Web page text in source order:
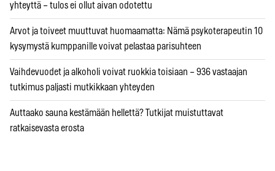
yhteyttä – tulos ei ollut aivan odotettu
Arvot ja toiveet muuttuvat huomaamatta: Nämä psykoterapeutin 10
kysymystä kumppanille voivat pelastaa parisuhteen
Vaihdevuodet ja alkoholi voivat ruokkia toisiaan – 936 vastaajan
tutkimus paljasti mutkikkaan yhteyden
Auttaako sauna kestämään hellettä? Tutkijat muistuttavat
ratkaisevasta erosta